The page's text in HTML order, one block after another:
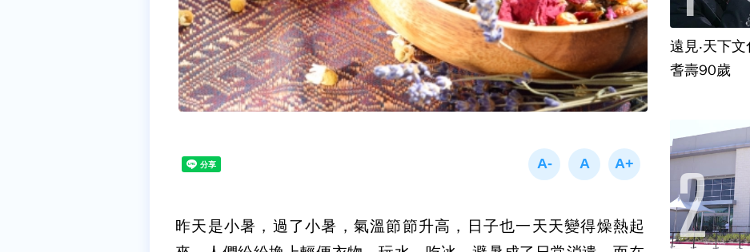
昨天是小暑，過了小暑，氣溫節節升高，日子也一天天變得燥熱起
遠見‧天下
耆壽90歲